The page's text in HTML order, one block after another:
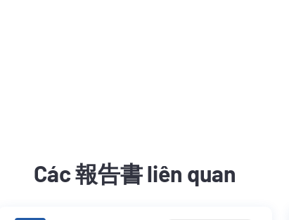
Các 報告書 liên quan